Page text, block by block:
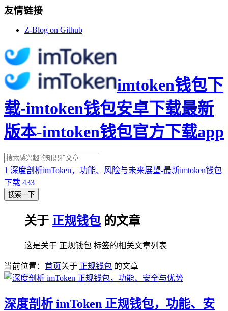
友情链接
Z-Blog on Github
imtoken钱包下
载-imtoken钱包安卓下载最新
版本-imtoken钱包官方下载app
1 深度剖析imToken，功能、风险与未来展望-最新imtoken钱包
下载 433
搜索一下
关于 正规钱包 的文章
这是关于 正规钱包 标签的相关文章列表
当前位置： 首页关于 正规钱包 的文章
深度剖析 imToken 正规钱包，功能、安